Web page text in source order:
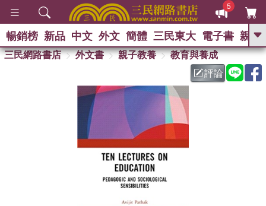
5
GO
暢銷榜 新品 中文 外文 簡體 三民東大 電子書 親子
三民網路書店 外文書 親子教養
教育與養成
評論